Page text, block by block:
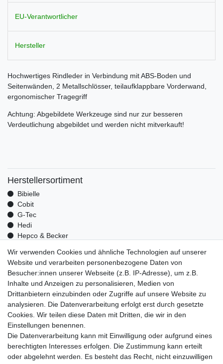
EU-Verantwortlicher
Hersteller
Hochwertiges Rindleder in Verbindung mit ABS-Boden und
Seitenwänden, 2 Metallschlösser, teilaufklappbare Vorderwand,
ergonomischer Tragegriff
Achtung: Abgebildete Werkzeuge sind nur zur besseren
Verdeutlichung abgebildet und werden nicht mitverkauft!
Herstellersortiment
Bibielle
Cobit
G-Tec
Hedi
Hepco & Becker
Optrel
Pressol
Telwin
Mehr über uns
Zahlungsarten
Versand
Kontakt
Unsere Kaufabwicklung ist durch SSL gesichert
Wir verwenden Cookies und ähnliche Technologien auf unserer
Website und verarbeiten personenbezogene Daten von
Besucher:innen unserer Webseite (z.B. IP-Adresse), um z.B.
Inhalte und Anzeigen zu personalisieren, Medien von
Drittanbietern einzubinden oder Zugriffe auf unsere Website zu
analysieren. Die Datenverarbeitung erfolgt erst durch gesetzte
Cookies. Wir teilen diese Daten mit Dritten, die wir in den
Einstellungen benennen.
Die Datenverarbeitung kann mit Einwilligung oder aufgrund eines
berechtigten Interesses erfolgen. Die Zustimmung kann erteilt
oder abgelehnt werden. Es besteht das Recht, nicht einzuwilligen